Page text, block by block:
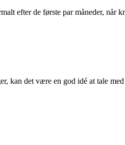
efter de første par måneder, når
kan det være en god idé at tale